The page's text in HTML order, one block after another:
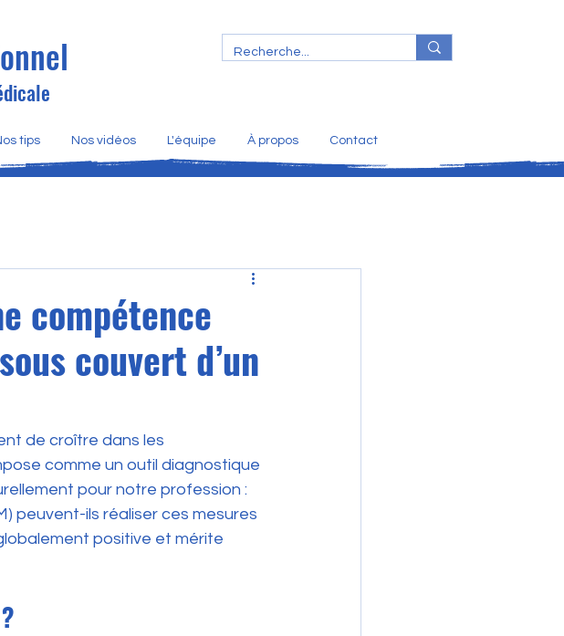
tips Nos vidéos L'équipe À propos Contact
compétence
couvert d’un
de croître dans les
comme un outil diagnostique
pour notre profession :
peuvent-ils réaliser ces mesures
positive et mérite